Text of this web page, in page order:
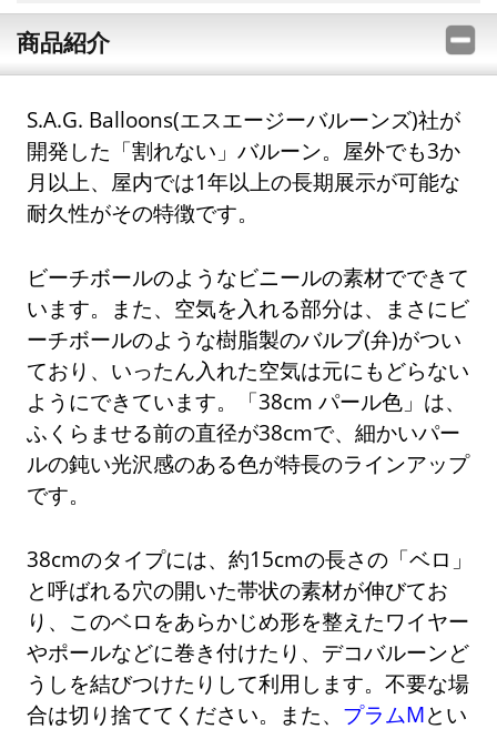
商品紹介
S.A.G. Balloons(エスエージーバルーンズ)社が
開発した「割れない」バルーン。屋外でも3か
月以上、屋内では1年以上の長期展示が可能な
耐久性がその特徴です。
ビーチボールのようなビニールの素材でできて
います。また、空気を入れる部分は、まさにビ
ーチボールのような樹脂製のバルブ(弁)がつい
ており、いったん入れた空気は元にもどらない
ようにできています。「38cm パール色」は、
ふくらませる前の直径が38cmで、細かいパー
ルの鈍い光沢感のある色が特長のラインアップ
です。
38cmのタイプには、約15cmの長さの「ベロ」
と呼ばれる穴の開いた帯状の素材が伸びてお
り、このベロをあらかじめ形を整えたワイヤー
やポールなどに巻き付けたり、デコバルーンど
うしを結びつけたりして利用します。不要な場
合は切り捨ててください。また、 プラムMとい